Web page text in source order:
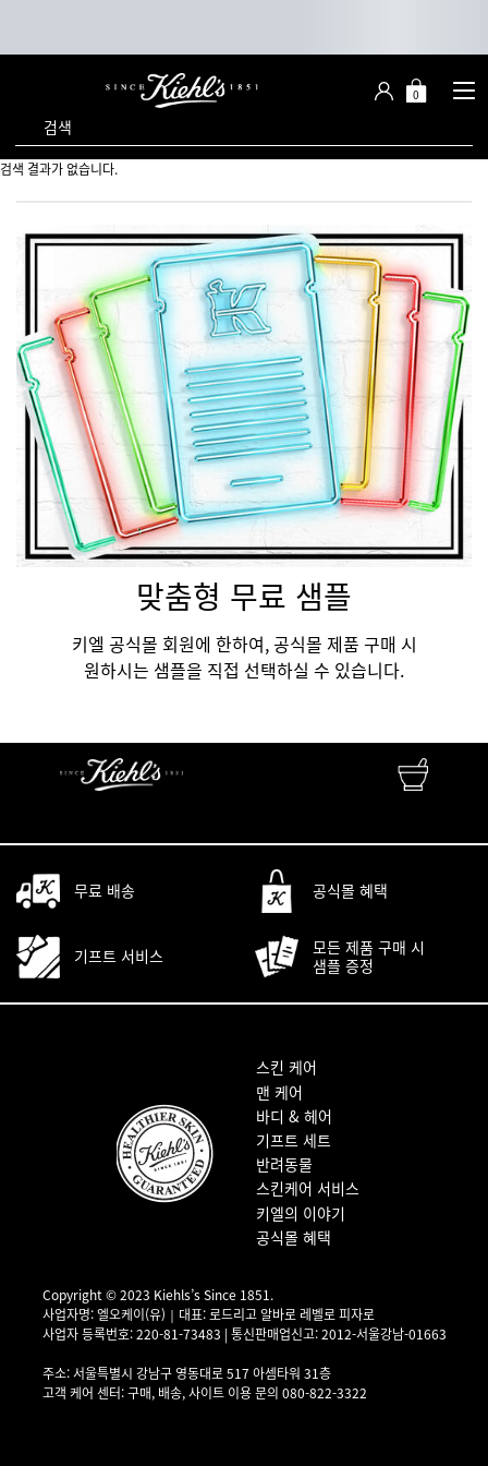
검색
장
니
0
메인 콘텐츠
검색 결과가 없습니다.
맞춤형 무료 샘플
키엘 공식몰 회원에 한하여, 공식몰 제품 구매 시
원하시는 샘플을 직접 선택하실 수 있습니다.
무료 배송 공식몰 혜택
기프트 서비스
모든 제품 구매 시
샘플 증정
스킨 케어
맨 케어
바디 & 헤어
기프트 세트
반려동물
스킨케어 서비스
키엘의 이야기
공식몰 혜택
Copyright © 2023 Kiehls’s Since 1851.
사업자명: 엘오케이(유)｜대표: 로드리고 알바로 레벨로 피자로
사업자 등록번호: 220-81-73483 | 통신판매업신고: 2012-서울강남-01663
주소: 서울특별시 강남구 영동대로 517 아셈타워 31층
고객 케어 센터: 구매, 배송, 사이트 이용 문의 080-822-3322